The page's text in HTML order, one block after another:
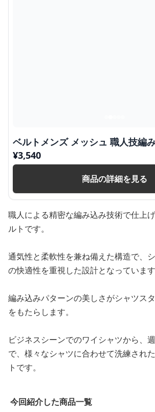
ベルトメンズ メッシュ 職人技編
¥3,540
商品の詳細を見る
職人による精密な編み込み技術で仕上
ルトです。
通気性と柔軟性を兼ね備えた構造で、
の快適性を重視した設計となっています
編み込みパターンの美しさがシャツス
をもたらします。
ビジネスシーンでのワイシャツから、
で、様々なシャツに合わせて洗練され
トです。
今回紹介した商品一覧